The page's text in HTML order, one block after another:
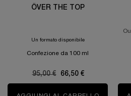
ÔVER THE TOP
Un formato disponibile
Confezione da 100 ml
Old price
95,00 € New price
66,50 €